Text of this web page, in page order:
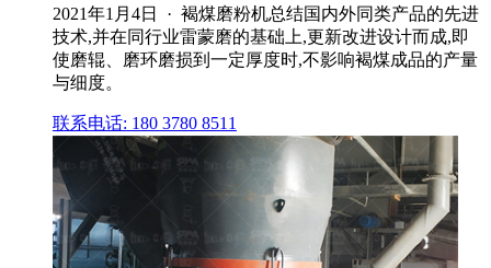
2021年1月4日 · 褐煤磨粉机总结国内外同类产品的先进
技术,并在同行业雷蒙磨的基础上,更新改进设计而成,即
使磨辊、磨环磨损到一定厚度时,不影响褐煤成品的产量
与细度。
联系电话: 180 3780 8511